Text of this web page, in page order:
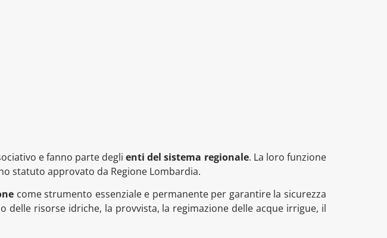
e fanno parte deglienti del sistema regionale. La loro funzione
statuto approvato da Regione Lombardia.
come strumento essenziale e permanente per garantire la sicurezza
risorse idriche, la provvista, la regimazione delle acque irrigue, il